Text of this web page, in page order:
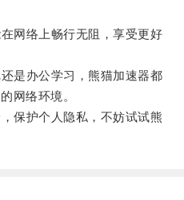
络上畅行无阻，享受更好
办公学习，熊猫加速器都
网络环境。
护个人隐私，不妨试试熊